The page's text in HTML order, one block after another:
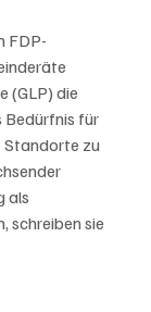
FDP-
(GLP) die
für
Standorte zu
als
schreiben sie